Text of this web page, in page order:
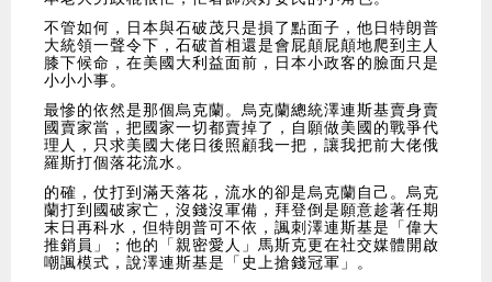
不管如何，日本與石破茂只是損了點面子，他日特朗普
大統領一聲令下，石破首相還是會屁顛屁顛地爬到主人
膝下候命，在美國大利益面前，日本小政客的臉面只是
小小小事。
最慘的依然是那個烏克蘭。烏克蘭總統澤連斯基賣身賣
國賣家當，把國家一切都賣掉了，自願做美國的戰爭代
理人，只求美國大佬日後照顧我一把，讓我把前大佬俄
羅斯打個落花流水。
的確，仗打到滿天落花，流水的卻是烏克蘭自己。烏克
蘭打到國破家亡，沒錢沒軍備，拜登倒是願意趁著任期
末日再科水，但特朗普可不依，諷刺澤連斯基是「偉大
推銷員」；他的「親密愛人」馬斯克更在社交媒體開啟
嘲諷模式，說澤連斯基是「史上搶錢冠軍」。